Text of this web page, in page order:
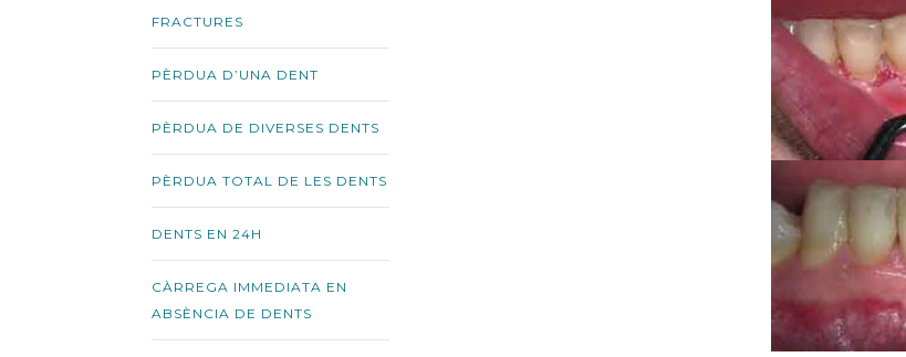
FRACTURES
PÈRDUA D’UNA DENT
PÈRDUA DE DIVERSES DENTS
PÈRDUA TOTAL DE LES DENTS
DENTS EN 24H
CÀRREGA IMMEDIATA EN
ABSÈNCIA DE DENTS